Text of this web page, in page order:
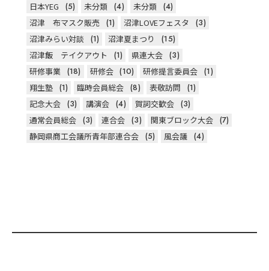
日本YEG
(5) 未分類 (4) 未分類 (4)
沼津 布マスク販売 (1) 沼津LOVEフェスタ
(3)
沼津みらい対談
(1) 沼津夏まつり
(15)
沼津飯 テイクアウト
(1) 県連大会 (3)
研修事業 (18) 研修会 (10) 研修提言委員会 (1)
翔生塾 (1) 臨時会員総会 (8) 表敬訪問
(1)
記念大会 (3) 講演会 (4) 賀詞交歓会 (3)
通常会員総会 (3) 連合会 (3) 関東ブロック大会 (7)
静岡県商工会議所青年部連合会 (5) 風会議 (4)